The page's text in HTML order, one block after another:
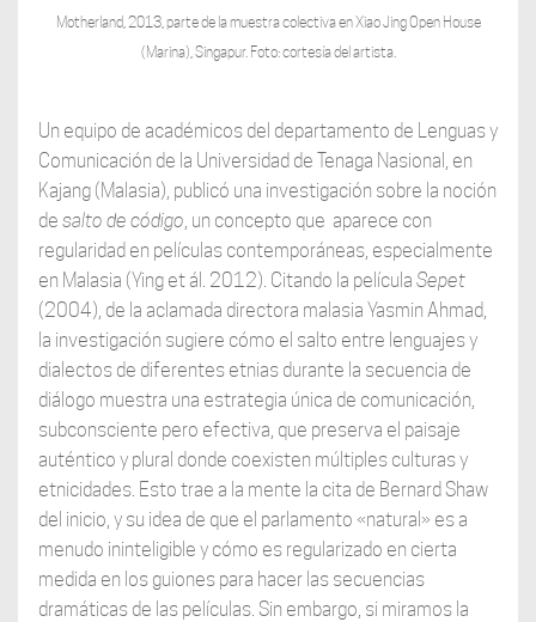
Motherland, 2013, parte de la muestra colectiva en Xiao Jing Open House
(Marina), Singapur. Foto: cortesía del artista.
Un equipo de académicos del departamento de Lenguas y
Comunicación de la Universidad de Tenaga Nasional, en
Kajang (Malasia), publicó una investigación sobre la noción
de salto de código, un concepto que aparece con
regularidad en películas contemporáneas, especialmente
en Malasia (Ying et ál. 2012). Citando la película Sepet
(2004), de la aclamada directora malasia Yasmin Ahmad,
la investigación sugiere cómo el salto entre lenguajes y
dialectos de diferentes etnias durante la secuencia de
diálogo muestra una estrategia única de comunicación,
subconsciente pero efectiva, que preserva el paisaje
auténtico y plural donde coexisten múltiples culturas y
etnicidades. Esto trae a la mente la cita de Bernard Shaw
del inicio, y su idea de que el parlamento «natural» es a
menudo ininteligible y cómo es regularizado en cierta
medida en los guiones para hacer las secuencias
dramáticas de las películas. Sin embargo, si miramos la